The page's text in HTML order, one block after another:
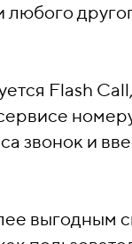
Flash
звонок и
выгодным